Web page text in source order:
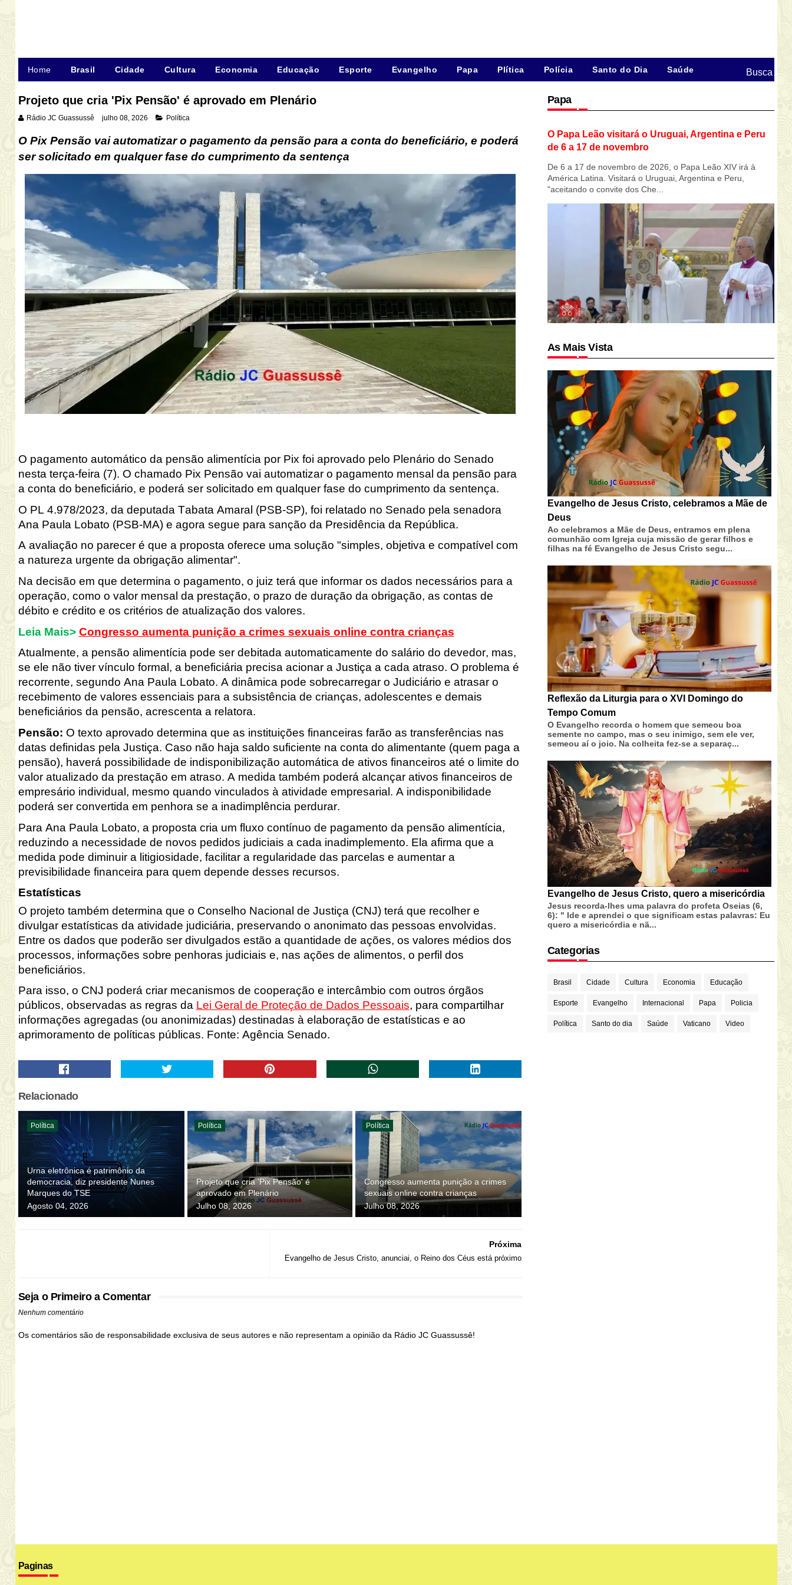
Home Brasil Cidade Cultura Economia Educação Esporte Evangelho Papa Plítica Polícia Santo do Dia Saúde Busca
Projeto que cria 'Pix Pensão' é aprovado em Plenário
Rádio JC Guassussê julho 08, 2026 Política
O Pix Pensão vai automatizar o pagamento da pensão para a conta do beneficiário, e poderá
ser solicitado em qualquer fase do cumprimento da sentença
O pagamento automático da pensão alimentícia por Pix foi aprovado pelo Plenário do Senado
nesta terça-feira (7). O chamado Pix Pensão vai automatizar o pagamento mensal da pensão para
a conta do beneficiário, e poderá ser solicitado em qualquer fase do cumprimento da sentença.
O PL 4.978/2023, da deputada Tabata Amaral (PSB-SP), foi relatado no Senado pela senadora
Ana Paula Lobato (PSB-MA) e agora segue para sanção da Presidência da República.
A avaliação no parecer é que a proposta oferece uma solução "simples, objetiva e compatível com
a natureza urgente da obrigação alimentar".
Na decisão em que determina o pagamento, o juiz terá que informar os dados necessários para a
operação, como o valor mensal da prestação, o prazo de duração da obrigação, as contas de
débito e crédito e os critérios de atualização dos valores.
Leia Mais> Congresso aumenta punição a crimes sexuais online contra crianças
Atualmente, a pensão alimentícia pode ser debitada automaticamente do salário do devedor, mas,
se ele não tiver vínculo formal, a beneficiária precisa acionar a Justiça a cada atraso. O problema é
recorrente, segundo Ana Paula Lobato. A dinâmica pode sobrecarregar o Judiciário e atrasar o
recebimento de valores essenciais para a subsistência de crianças, adolescentes e demais
beneficiários da pensão, acrescenta a relatora.
Pensão: O texto aprovado determina que as instituições financeiras farão as transferências nas
datas definidas pela Justiça. Caso não haja saldo suficiente na conta do alimentante (quem paga a
pensão), haverá possibilidade de indisponibilização automática de ativos financeiros até o limite do
valor atualizado da prestação em atraso. A medida também poderá alcançar ativos financeiros de
empresário individual, mesmo quando vinculados à atividade empresarial. A indisponibilidade
poderá ser convertida em penhora se a inadimplência perdurar.
Para Ana Paula Lobato, a proposta cria um fluxo contínuo de pagamento da pensão alimentícia,
reduzindo a necessidade de novos pedidos judiciais a cada inadimplemento. Ela afirma que a
medida pode diminuir a litigiosidade, facilitar a regularidade das parcelas e aumentar a
previsibilidade financeira para quem depende desses recursos.
Estatísticas
O projeto também determina que o Conselho Nacional de Justiça (CNJ) terá que recolher e
divulgar estatísticas da atividade judiciária, preservando o anonimato das pessoas envolvidas.
Entre os dados que poderão ser divulgados estão a quantidade de ações, os valores médios dos
processos, informações sobre penhoras judiciais e, nas ações de alimentos, o perfil dos
beneficiários.
Para isso, o CNJ poderá criar mecanismos de cooperação e intercâmbio com outros órgãos
públicos, observadas as regras da Lei Geral de Proteção de Dados Pessoais, para compartilhar
informações agregadas (ou anonimizadas) destinadas à elaboração de estatísticas e ao
aprimoramento de políticas públicas. Fonte: Agência Senado.
Relacionado
Política
Urna eletrônica é patrimônio da
democracia, diz presidente Nunes
Marques do TSE
Agosto 04, 2026
Política
Projeto que cria 'Pix Pensão' é
aprovado em Plenário
Julho 08, 2026
Política
Congresso aumenta punição a crimes
sexuais online contra crianças
Julho 08, 2026
Próxima
Evangelho de Jesus Cristo, anunciai, o Reino dos Céus está próximo
Seja o Primeiro a Comentar
Nenhum comentário
Os comentários são de responsabilidade exclusiva de seus autores e não representam a opinião da Rádio JC Guassussê!
Papa
O Papa Leão visitará o Uruguai, Argentina e Peru
de 6 a 17 de novembro
De 6 a 17 de novembro de 2026, o Papa Leão XIV irá à
América Latina. Visitará o Uruguai, Argentina e Peru,
"aceitando o convite dos Che...
As Mais Vista
Evangelho de Jesus Cristo, celebramos a Mãe de
Deus
Ao celebramos a Mãe de Deus, entramos em plena
comunhão com Igreja cuja missão de gerar filhos e
filhas na fé Evangelho de Jesus Cristo segu...
Reflexão da Liturgia para o XVI Domingo do
Tempo Comum
O Evangelho recorda o homem que semeou boa
semente no campo, mas o seu inimigo, sem ele ver,
semeou aí o joio. Na colheita fez-se a separaç...
Evangelho de Jesus Cristo, quero a misericórdia
Jesus recorda-lhes uma palavra do profeta Oseias (6,
6): " Ide e aprendei o que significam estas palavras: Eu
quero a misericórdia e nã...
Categorias
Brasil Cidade Cultura Economia Educação
Esporte Evangelho Internacional Papa Policia
Política Santo do dia Saúde Vaticano Video
Paginas